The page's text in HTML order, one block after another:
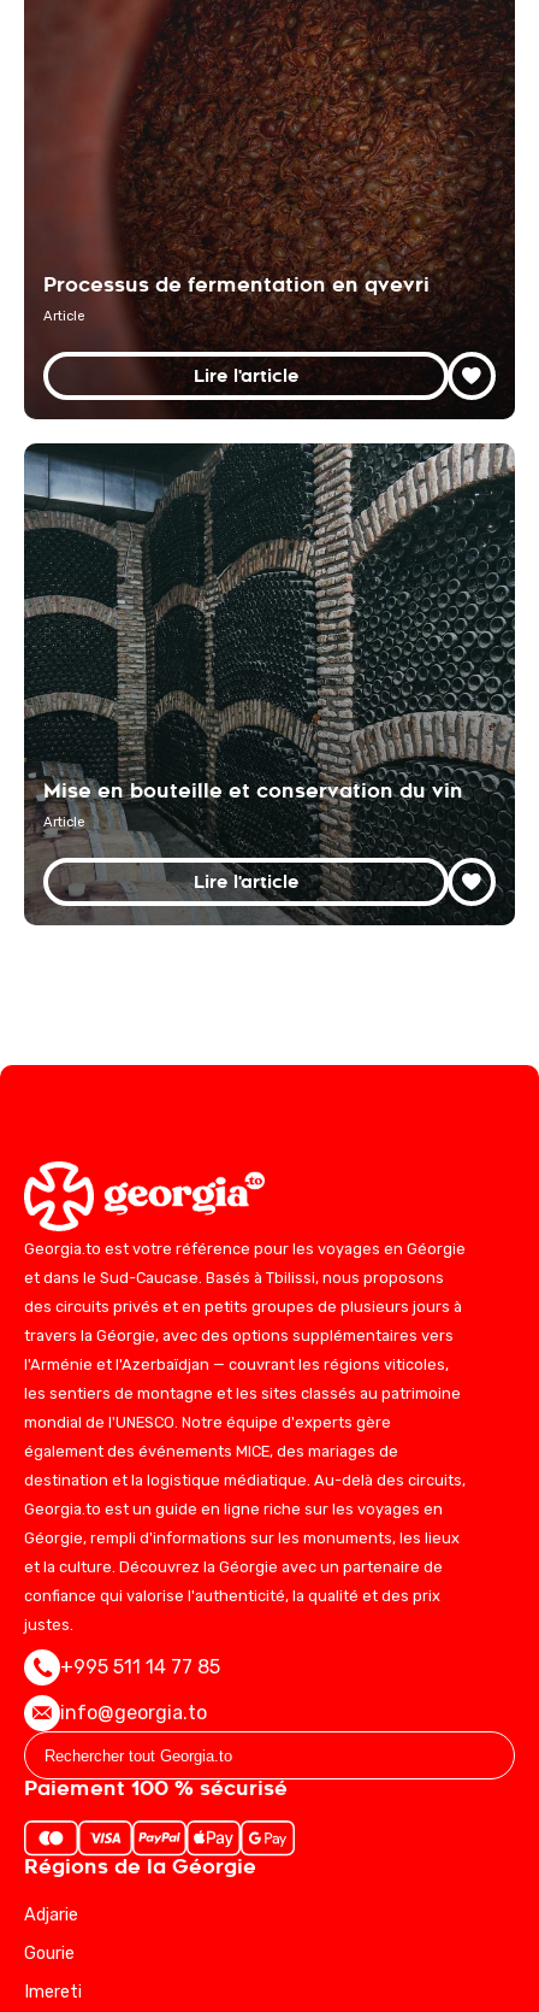
Processus de fermentation en qvevri
Article
Lire l'article
Mise en bouteille et conservation du vin
Article
Lire l'article
Georgia.to est votre référence pour les voyages en Géorgie
et dans le Sud-Caucase. Basés à Tbilissi, nous proposons
des circuits privés et en petits groupes de plusieurs jours à
travers la Géorgie, avec des options supplémentaires vers
l'Arménie et l'Azerbaïdjan — couvrant les régions viticoles,
les sentiers de montagne et les sites classés au patrimoine
mondial de l'UNESCO. Notre équipe d'experts gère
également des événements MICE, des mariages de
destination et la logistique médiatique. Au-delà des circuits,
Georgia.to est un guide en ligne riche sur les voyages en
Géorgie, rempli d'informations sur les monuments, les lieux
et la culture. Découvrez la Géorgie avec un partenaire de
confiance qui valorise l'authenticité, la qualité et des prix
justes.
+995 511 14 77 85
info@georgia.to
Paiement 100 % sécurisé
Régions de la Géorgie
Adjarie
Gourie
Imereti